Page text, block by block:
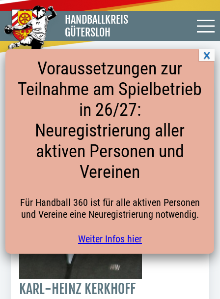
HANDBALLKREIS
GÜTERSLOH
KARL-HEINZ KERKHOFF
Voraussetzungen zur
Teilnahme am Spielbetrieb
in 26/27:
Neuregistrierung aller
aktiven Personen und
Vereinen
Für Handball 360 ist für alle aktiven Personen
und Vereine eine Neuregistrierung notwendig.
Weiter Infos hier